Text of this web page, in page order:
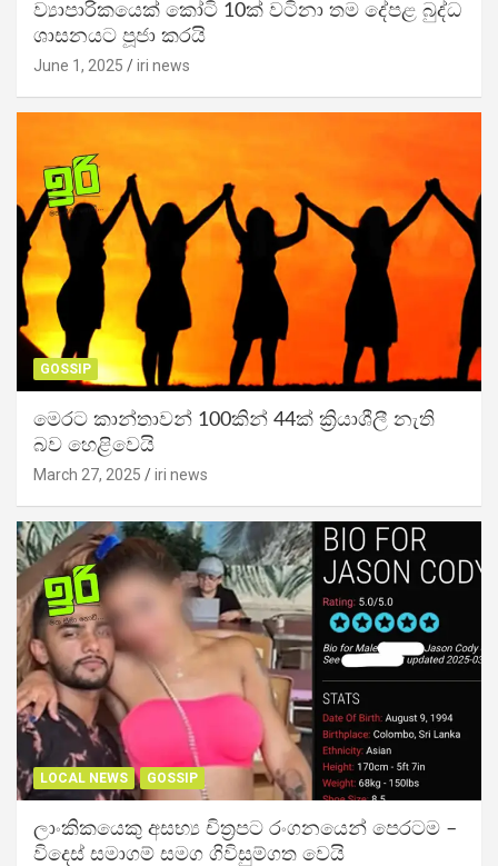
ව්‍යාපාරිකයෙක් කෝටි 10ක් වටිනා තම දේපළ බුද්ධ
ශාසනයට පූජා කරයි
June 1, 2025 iri news
GOSSIP
මෙරට කාන්තාවන් 100කින් 44ක් ක්‍රියාශීලී නැති
බව හෙළිවෙයි
March 27, 2025 iri news
LOCAL NEWS GOSSIP
ලාංකිකයෙකු අසභ්‍ය චිත්‍රපට රංගනයෙන් පෙරටම –
විදෙස් සමාගම් සමග ගිවිසුම්ගත වෙයි